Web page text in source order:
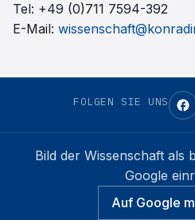
Tel: +49 (0)711 7594-392
E-Mail:
FOLGEN SIE UNS
Bild der Wissenschaft als
Google
Auf Google